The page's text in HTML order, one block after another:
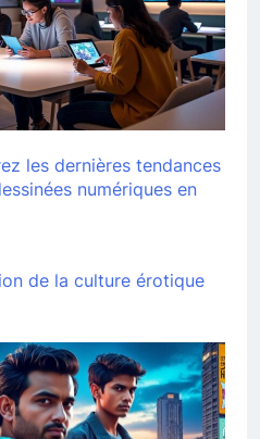
les dernières tendances
numériques en
de la culture érotique